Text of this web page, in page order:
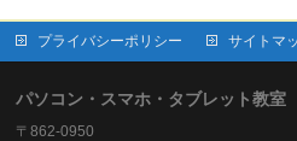
プライバシーポリシー サイトマ
パソコン・スマホ・タブレット教
〒862-0950